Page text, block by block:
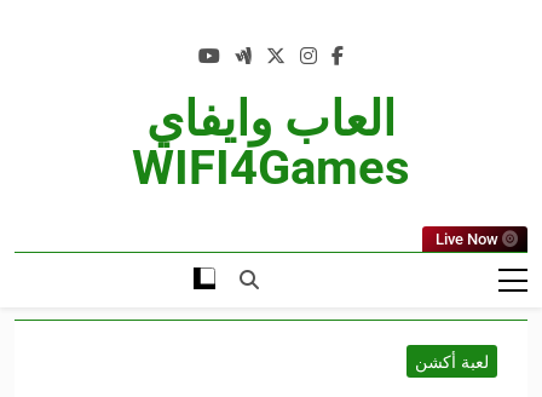
العاب وايفاي
WIFI4Games
Live Now
لعبة أكشن